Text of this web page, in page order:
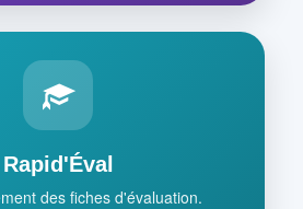
Rapid'Éval
des fiches d'évaluation.